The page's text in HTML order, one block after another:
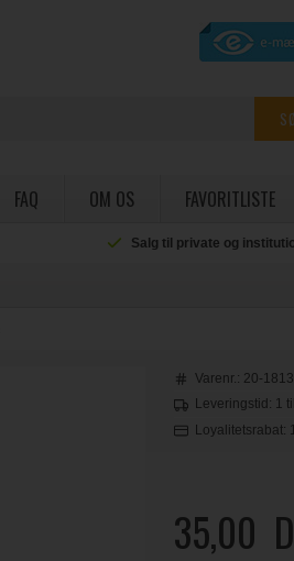
FAQ OM OS FAVORITLISTE
Salg til private og
Varenr.: 20-
Leveringstid: 1
Loyalitetsrabat:
35,00